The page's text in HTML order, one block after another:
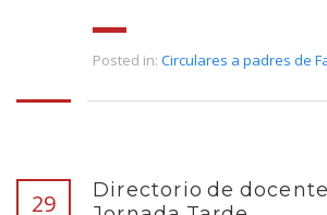
Posted in: Circulares a padres de
29
Directorio de